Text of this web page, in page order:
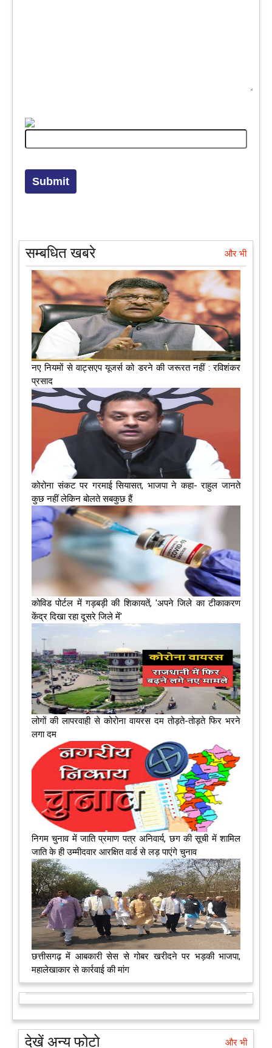
सम्बधित खबरे और भी
नए नियमों से वाट्सएप यूजर्स को डरने की जरूरत नहीं : रविशंकर
प्रसाद
कोरोना संकट पर गरमाई सियासत, भाजपा ने कहा- राहुल जानते
कुछ नहीं लेकिन बोलते सबकुछ हैं
कोविड पोर्टल में गड़बड़ी की शिकायतें, 'अपने जिले का टीकाकरण
केंद्र दिखा रहा दूसरे जिले में'
लोगों की लापरवाही से कोरोना वायरस दम तोड़ते-तोड़ते फिर भरने
लगा दम
निगम चुनाव में जाति प्रमाण पत्र अनिवार्य, छग की सूची में शामिल
जाति के ही उम्मीदवार आरक्षित वार्ड से लड़ पाएंगे चुनाव
छत्तीसगढ़ में आबकारी सेस से गोबर खरीदने पर भड़की भाजपा,
महालेखाकार से कार्रवाई की मांग
देखें अन्य फोटो और भी